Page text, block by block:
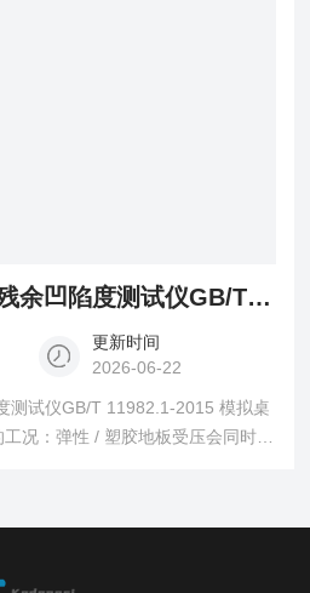
度测试仪GB/T 11982.1-2015
更新时间
2026-06-22
测试仪GB/T 11982.1-2015 模拟桌
况：弹性 / 塑胶地板受压会同时产
过标准压头恒定静载加压 + 高精